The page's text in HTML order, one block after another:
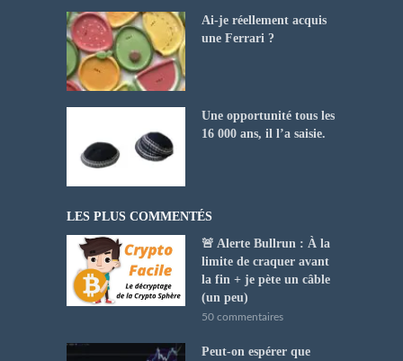
Ai-je réellement acquis
une Ferrari ?
Une opportunité tous les
16 000 ans, il l’a saisie.
LES PLUS COMMENTÉS
🚨 Alerte Bullrun : À la
limite de craquer avant
la fin + je pète un câble
(un peu)
50 commentaires
Peut-on espérer que